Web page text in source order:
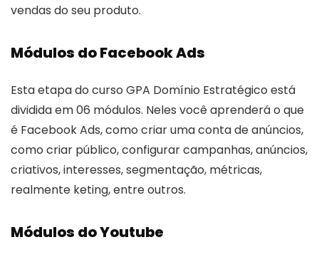
vendas do seu produto.
Módulos do Facebook Ads
Esta etapa do curso GPA Domínio Estratégico está
dividida em 06 módulos. Neles você aprenderá o que
é Facebook Ads, como criar uma conta de anúncios,
como criar público, configurar campanhas, anúncios,
criativos, interesses, segmentação, métricas,
realmente keting, entre outros.
Módulos do Youtube